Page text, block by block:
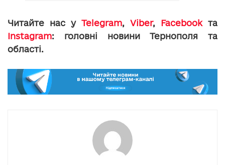
Читайте нас у Telegram, Viber, Facebookта
Instagram: головні новини Тернополя та
області.